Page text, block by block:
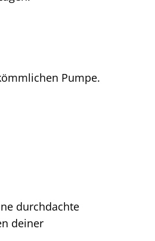
Pumpe.
durchdachte
deiner